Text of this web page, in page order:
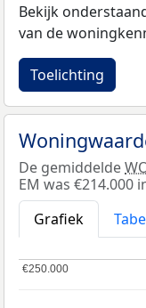
Bekijk
van de
Toelichting
De gemiddelde
EM was €214.000
Grafiek
€250.000
€250.000